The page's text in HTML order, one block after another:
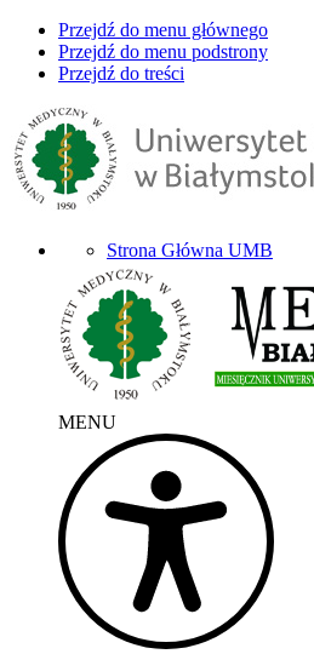
Przejdź do menu głównego
Przejdź do menu podstrony
Przejdź do treści
Strona Główna UMB
MENU